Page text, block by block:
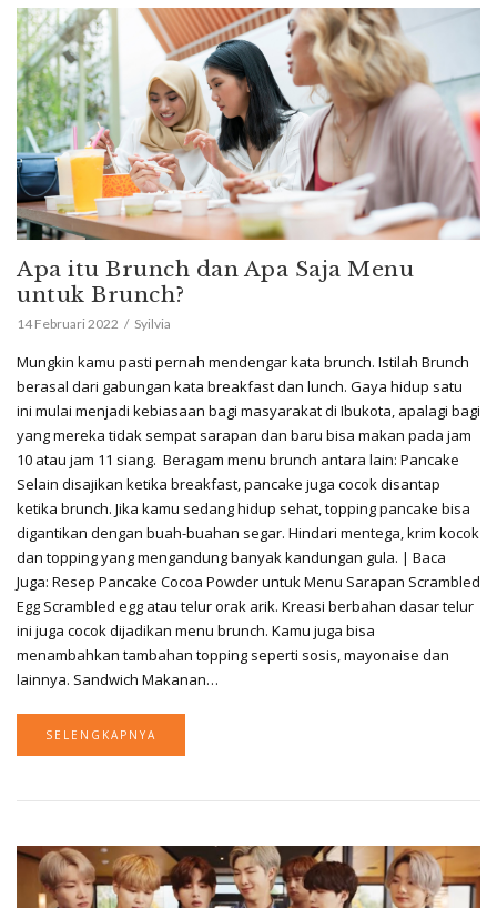
Apa itu Brunch dan Apa Saja Menu
untuk Brunch?
14 Februari 2022 Syilvia
Mungkin kamu pasti pernah mendengar kata brunch. Istilah Brunch
berasal dari gabungan kata breakfast dan lunch. Gaya hidup satu
ini mulai menjadi kebiasaan bagi masyarakat di Ibukota, apalagi bagi
yang mereka tidak sempat sarapan dan baru bisa makan pada jam
10 atau jam 11 siang. Beragam menu brunch antara lain: Pancake
Selain disajikan ketika breakfast, pancake juga cocok disantap
ketika brunch. Jika kamu sedang hidup sehat, topping pancake bisa
digantikan dengan buah-buahan segar. Hindari mentega, krim kocok
dan topping yang mengandung banyak kandungan gula. | Baca
Juga: Resep Pancake Cocoa Powder untuk Menu Sarapan Scrambled
Egg Scrambled egg atau telur orak arik. Kreasi berbahan dasar telur
ini juga cocok dijadikan menu brunch. Kamu juga bisa
menambahkan tambahan topping seperti sosis, mayonaise dan
lainnya. Sandwich Makanan…
SELENGKAPNYA